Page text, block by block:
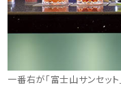
一番右が「富士山サンセット